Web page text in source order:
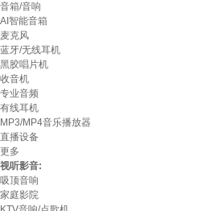
音箱/音响
AI智能音箱
麦克风
蓝牙/无线耳机
黑胶唱片机
收音机
专业音频
有线耳机
MP3/MP4音乐播放器
直播设备
更多
视听影音:
吸顶音响
家庭影院